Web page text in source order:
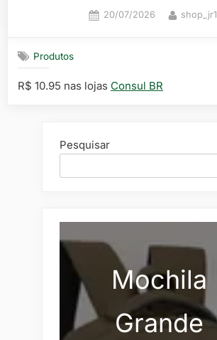
Posted
20/07/2026 By
shop_jr1
Produtos
R$ 10.95 nas lojas Consul BR
Pesquisar
Mochila
Grande